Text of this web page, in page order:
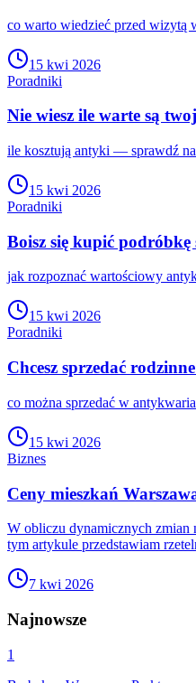
co warto wiedzieć przed wizytą
15 kwi 2026
Poradniki
Nie wiesz ile warte są
ile kosztują antyki — sprawdź
15 kwi 2026
Poradniki
Boisz się kupić
jak rozpoznać wartościowy
15 kwi 2026
Poradniki
Chcesz sprzedać
co można sprzedać w
15 kwi 2026
Biznes
Ceny mieszkań
W obliczu dynamicznych zmian
tym artykule przedstawiam
7 kwi 2026
Najnowsze
1